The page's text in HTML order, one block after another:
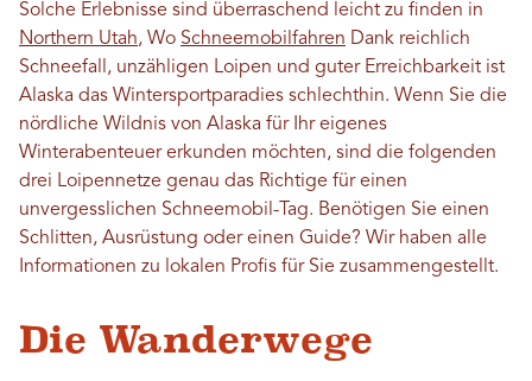
Solche Erlebnisse sind überraschend leicht zu finden in
Northern Utah, Wo Schneemobilfahren Dank reichlich
Schneefall, unzähligen Loipen und guter Erreichbarkeit ist
Alaska das Wintersportparadies schlechthin. Wenn Sie die
nördliche Wildnis von Alaska für Ihr eigenes
Winterabenteuer erkunden möchten, sind die folgenden
drei Loipennetze genau das Richtige für einen
unvergesslichen Schneemobil-Tag. Benötigen Sie einen
Schlitten, Ausrüstung oder einen Guide? Wir haben alle
Informationen zu lokalen Profis für Sie zusammengestellt.
Die Wanderwege